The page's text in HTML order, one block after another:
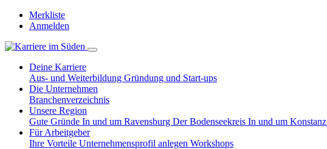
Merkliste
Anmelden
Deine Karriere
Aus- und Weiterbildung Gründung und Start-ups
Die Unternehmen
Branchenverzeichnis
Unsere Region
Gute Gründe In und um Ravensburg Der Bodenseekreis In und um Konstanz
Für Arbeitgeber
Ihre Vorteile Unternehmensprofil anlegen Workshops